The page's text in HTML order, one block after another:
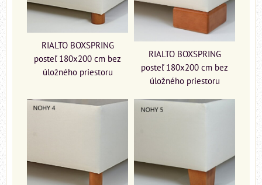
RIALTO BOXSPRING
posteľ 180x200 cm bez
úložného priestoru
RIALTO BOXSPRING
posteľ 180x200 cm bez
úložného priestoru